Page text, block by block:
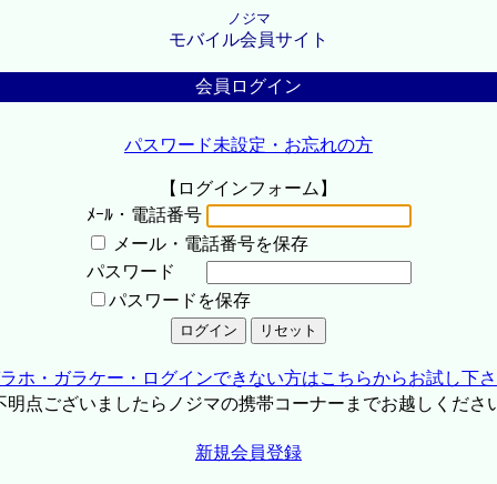
ノジマ
モバイル会員サイト
会員ログイン
パスワード未設定・お忘れの方
【ログインフォーム】
ﾒｰﾙ・電話番号
メール・電話番号を保存
パスワード
パスワードを保存
ホ・ガラケー・ログインできない方はこちらからお試し下
点ございましたらノジマの携帯コーナーまでお越しくださ
新規会員登録